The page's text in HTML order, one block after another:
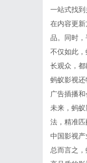
一站式找到
在内容更
品。同时
不仅如此
长观众，
蚂蚁影视
广告插播
未来，蚂
法，精准
中国影视产
总而言之